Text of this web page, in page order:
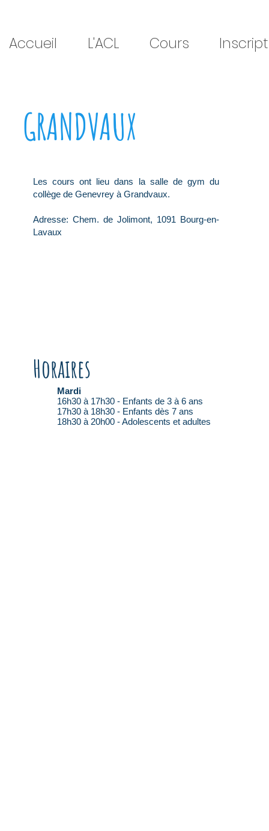
Accueil L'ACL Cours
GRANDVAUX
Les cours ont lieu dans la salle de gym du
collège de Genevrey à Grandvaux.
Adresse: Chem. de Jolimont, 1091 Bourg-en-
Lavaux
Horaires
Mardi
16h30 à 17h30 - Enfants de 3 à 6 ans
17h30 à 18h30 - Enfants dès 7 ans
18h30 à 20h00 - Adolescents et adultes